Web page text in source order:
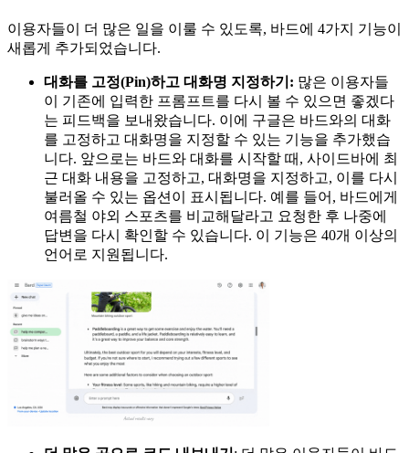
이용자들이 더 많은 일을 이룰 수 있도록, 바드에 4가지 기능이
새롭게 추가되었습니다.
대화를 고정(Pin)하고 대화명 지정하기: 많은 이용자들
이 기존에 입력한 프롬프트를 다시 볼 수 있으면 좋겠다
는 피드백을 보내왔습니다. 이에 구글은 바드와의 대화
를 고정하고 대화명을 지정할 수 있는 기능을 추가했습
니다. 앞으로는 바드와 대화를 시작할 때, 사이드바에 최
근 대화 내용을 고정하고, 대화명을 지정하고, 이를 다시
불러올 수 있는 옵션이 표시됩니다. 예를 들어, 바드에게
여름철 야외 스포츠를 비교해달라고 요청한 후 나중에
답변을 다시 확인할 수 있습니다. 이 기능은 40개 이상의
언어로 지원됩니다.